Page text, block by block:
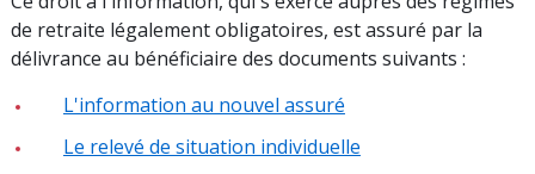
de retraite légalement obligatoires, est assuré par la
délivrance au bénéficiaire des documents suivants :
L'information au nouvel assuré
Le relevé de situation individuelle